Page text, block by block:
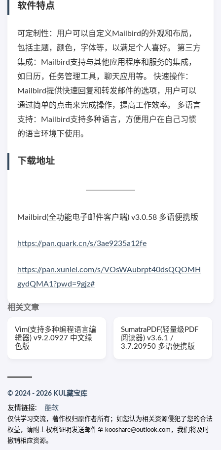
软件特点
可定制性：用户可以自定义Mailbird的外观和布局，
包括主题，颜色，字体等，以满足个人喜好。 第三方
集成：Mailbird支持与其他应用程序和服务的集成，
如日历，任务管理工具，聊天应用等。 快速操作：
Mailbird提供快速回复和转发邮件的选项，用户可以
通过简单的点击来完成操作，提高工作效率。 多语言
支持：Mailbird支持多种语言，方便用户在自己习惯
的语言环境下使用。
下载地址
Mailbird(全功能电子邮件客户端) v3.0.58 多语便携版
https://pan.quark.cn/s/3ae9235a12fe
https://pan.xunlei.com/s/VOsWAubrpt40dsQQOMH
gydQMA1?pwd=9gjz#
相关文章
Vim(支持多种编程语言编
辑器) v9.2.0927 中文绿
色版
SumatraPDF(轻量级PDF
阅读器) v3.6.1 /
3.7.20950 多语便携版
© 2024 - 2026 KUL藏宝库
友情链接: 酷软
仅供学习交流，著作权归原作者所有；如您认为相关资源侵犯了您的合法
权益，请附上权利证明发送邮件至 kooshare@outlook.com，我们将及时
撤销相应资源。